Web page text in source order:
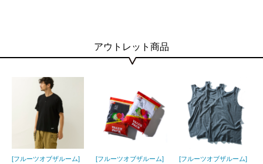
アウトレット商品
[フルーツオブザルーム]
[フルーツオブザルーム]
[フルーツオブザルーム]